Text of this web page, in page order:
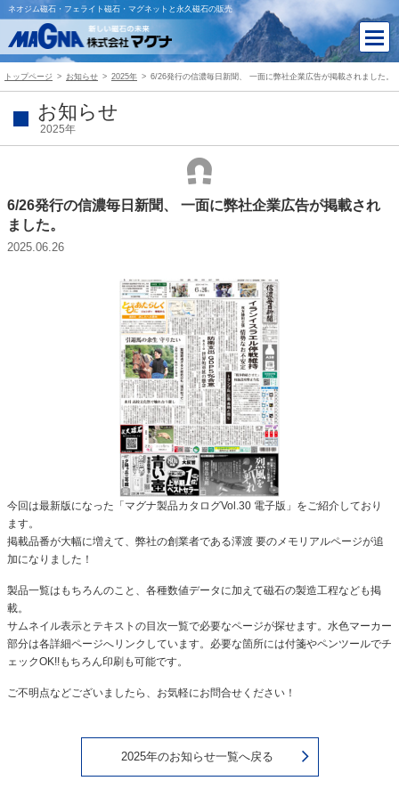
ネオジム磁石・フェライト磁石・マグネットと永久磁石の販売
トップページ お知らせ 2025年 6/26発行の信濃毎日新聞、 一面に弊社企業広告が掲載されました。
お知らせ
2025年
6/26発行の信濃毎日新聞、 一面に弊社企業広告が掲載され
ました。
2025.06.26
今回は最新版になった「マグナ製品カタログVol.30 電子版」をご紹介しており
ます。
掲載品番が大幅に増えて、弊社の創業者である澤渡 要のメモリアルページが追
加になりました！
製品一覧はもちろんのこと、各種数値データに加えて磁石の製造工程なども掲
載。
サムネイル表示とテキストの目次一覧で必要なページが探せます。水色マーカー
部分は各詳細ページへリンクしています。必要な箇所には付箋やペンツールでチ
ェックOK!!もちろん印刷も可能です。
ご不明点などございましたら、お気軽にお問合せください！
2025年のお知らせ一覧へ戻る